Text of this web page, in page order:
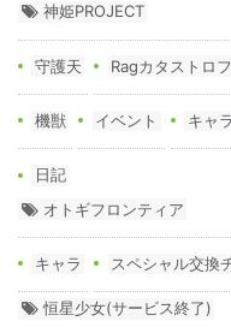
神姫PROJECT
守護天 Ragカタストロ
機獣 イベント キャラ
日記
オトギフロンティア
キャラ スペシャル交換
恒星少女(サービス終了)